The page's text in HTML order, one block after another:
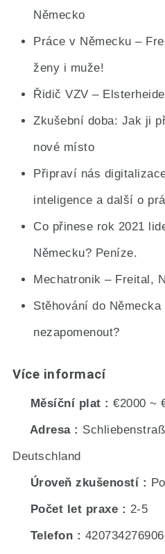
Německo
Práce v Německu –
ženy i muže!
Řidič VZV –
Zkušební doba: Jak ji
nové místo
Připraví nás
inteligence a další o
Co přinese rok 2021
Německu? Peníze.
Mechatronik – Freital,
Stěhování do
nezapomenout?
Více informací
Měsíční plat
€2000 ~
Adresa
Deutschland
Úroveň zkušeností
Počet let praxe
2-5
Telefon
420734276906